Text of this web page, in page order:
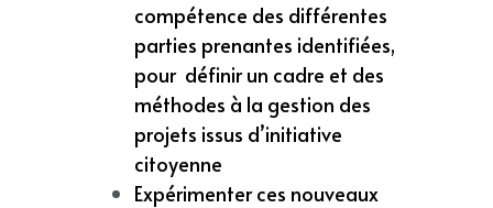
compétence des différentes
parties prenantes identifiées,
pour  définir un cadre et des
méthodes à la gestion des
projets issus d’initiative
citoyenne
Expérimenter ces nouveaux